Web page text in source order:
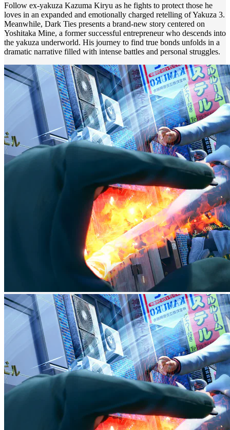
Follow ex-yakuza Kazuma Kiryu as he fights to protect those he
loves in an expanded and emotionally charged retelling of Yakuza 3.
Meanwhile, Dark Ties presents a brand-new story centered on
Yoshitaka Mine, a former successful entrepreneur who descends into
the yakuza underworld. His journey to find true bonds unfolds in a
dramatic narrative filled with intense battles and personal struggles.